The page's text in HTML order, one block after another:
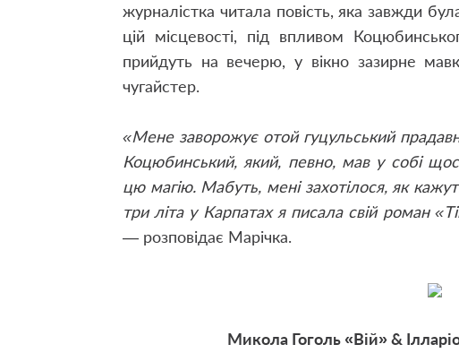
журналістка читала повість, яка завжди
цій місцевості, під впливом
прийдуть на вечерю, у вікно зазирне
чугайстер.
«Мене заворожує отой гуцульський
Коцюбинський, який, певно, мав у собі
цю магію. Мабуть, мені захотілося, як
три літа у Карпатах я писала свій роман
— розповідає Марічка.
Микола Гоголь «Вій» &